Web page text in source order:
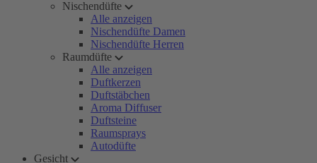
Nischendüfte
Alle anzeigen
Nischendüfte Damen
Nischendüfte Herren
Raumdüfte
Alle anzeigen
Duftkerzen
Duftstäbchen
Aroma Diffuser
Duftsteine
Raumsprays
Autodüfte
Gesicht